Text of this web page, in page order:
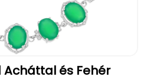
Acháttal és Fehér